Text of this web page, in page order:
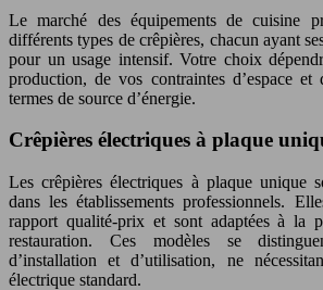
Le marché des équipements de cuisine
différents types de crêpières, chacun ayant
pour un usage intensif. Votre choix
production, de vos contraintes d’espace et
termes de source d’énergie.
Crêpières électriques à plaque
Les crêpières électriques à plaque unique
dans les établissements professionnels.
rapport qualité-prix et sont adaptées à la
restauration. Ces modèles se
d’installation et d’utilisation, ne
électrique standard.